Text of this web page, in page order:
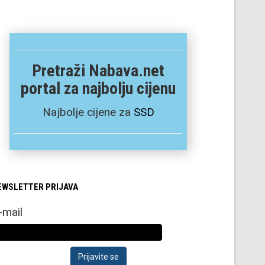
Pretraži Nabava.net
portal za najbolju cijenu
Najbolje cijene za SSD
PRIJAVA